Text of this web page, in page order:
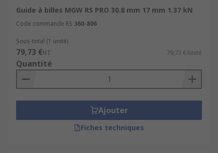
Guide à billes MGW RS PRO 30.8 mm 17 mm 1.37 kN
Code commande RS 360-806
Sous-total (1 unité)
79,73 €HT 79,73 €/unité
Quantité
Ajouter
Fiches techniques